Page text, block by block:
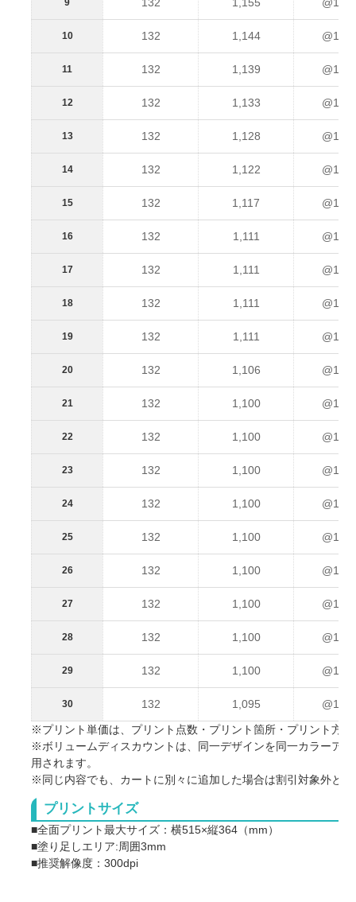
10 132 1,144
11 132 1,139
12 132 1,133
13 132 1,128
14 132 1,122
15 132 1,117
16 132 1,111
17 132 1,111
18 132 1,111
19 132 1,111
20 132 1,106
21 132 1,100
22 132 1,100
23 132 1,100
24 132 1,100
25 132 1,100
26 132 1,100
27 132 1,100
28 132 1,100
29 132 1,100
30 132 1,095
※プリント単価は、プリント点数・プリント箇所・プリント方
※ボリュームディスカウントは、同一デザインを同一カラーア
用されます。
※同じ内容でも、カートに別々に追加した場合は割引対象外と
プリントサイズ
■全面プリント最大サイズ：横515×縦364（mm）
■塗り足しエリア:周囲3mm
■推奨解像度：300dpi